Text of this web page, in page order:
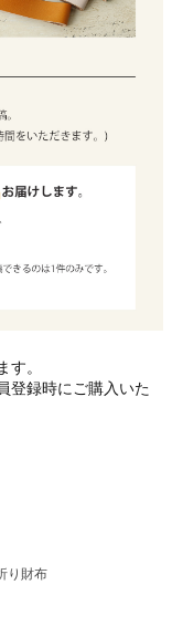
。
登録時にご購入いた
り財布